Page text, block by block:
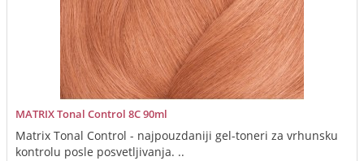
MATRIX Tonal Control 8C 90ml
Matrix Tonal Control - najpouzdaniji gel-toneri za vrhunsku
kontrolu posle posvetljivanja. ..